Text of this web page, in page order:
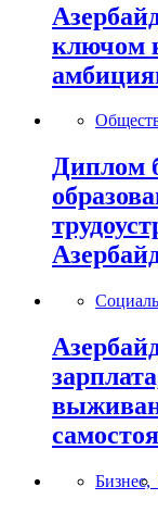
ключом
Диплом
Бизнес,